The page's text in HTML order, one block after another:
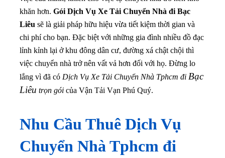
khăn hơn. Gói Dịch Vụ Xe Tải Chuyển Nhà đi Bạc
Liêu sẽ là giải pháp hữu hiệu vừa tiết kiệm thời gian và
chi phí cho bạn. Đặc biệt với những gia đình nhiều đồ đạc
lỉnh kỉnh lại ở khu đông dân cư, đường xá chật chội thì
việc chuyển nhà trở nên vất vả hơn đối với họ. Đừng lo
lắng vì đã có Dịch Vụ Xe Tải Chuyển Nhà Tphcm đi Bạc
Liêu trọn gói của Vận Tải Vạn Phú Quý.
Nhu Cầu Thuê Dịch Vụ
Chuyển Nhà Tphcm đi